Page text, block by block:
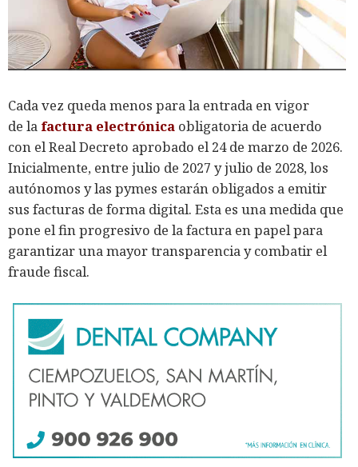
Cada vez queda menos para la entrada en vigor
de la factura electrónica obligatoria de acuerdo
con el Real Decreto aprobado el 24 de marzo de 2026.
Inicialmente, entre julio de 2027 y julio de 2028, los
autónomos y las pymes estarán obligados a emitir
sus facturas de forma digital. Esta es una medida que
pone el fin progresivo de la factura en papel para
garantizar una mayor transparencia y combatir el
fraude fiscal.